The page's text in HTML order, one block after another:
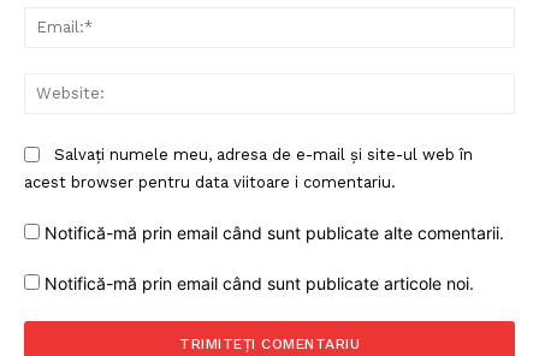
PRESShub
Despre noi / Echipa
Proiecte editoriale
Rețea
Salvați numele meu, adresa de e-mail și site-ul web în
acest browser pentru data viitoare i comentariu.
Notifică-mă prin email când sunt publicate alte comentarii.
Notifică-mă prin email când sunt publicate articole noi.